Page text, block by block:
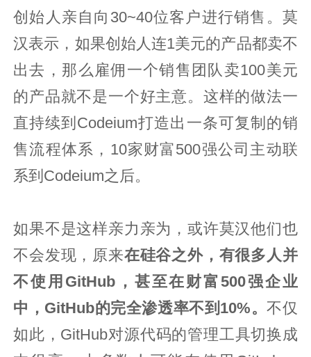
创始人亲自向30~40位客户进行销售。莫
汉表示，如果创始人连1美元的产品都卖不
出去，那么雇佣一个销售团队卖100美元
的产品就不是一个好主意。这样的做法一
直持续到Codeium打造出一条可复制的销
售流程体系，10家财富500强公司主动联
系到Codeium之后。
如果不是这样亲力亲为，或许莫汉他们也
不会发现，原来在硅谷之外，有很多人并
不使用GitHub，甚至在财富500强企业
中，GitHub的完全渗透率不到10%。不仅
如此，GitHub对源代码的管理工具切换成